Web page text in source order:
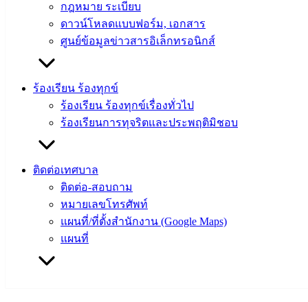
กฎหมาย ระเบียบ
ดาวน์โหลดแบบฟอร์ม, เอกสาร
ศูนย์ข้อมูลข่าวสารอิเล็กทรอนิกส์
ร้องเรียน ร้องทุกข์
ร้องเรียน ร้องทุกข์เรื่องทั่วไป
ร้องเรียนการทุจริตและประพฤติมิชอบ
ติดต่อเทศบาล
ติดต่อ-สอบถาม
หมายเลขโทรศัพท์
แผนที่/ที่ตั้งสำนักงาน (Google Maps)
แผนที่